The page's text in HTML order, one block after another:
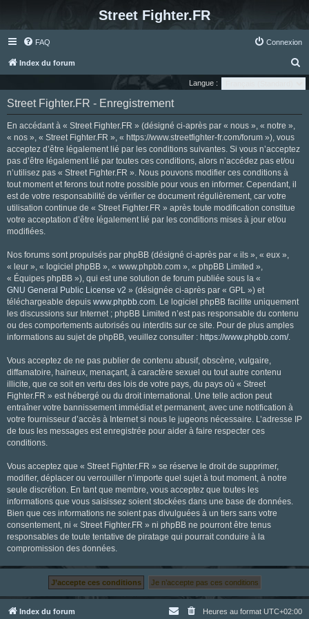
Street Fighter.FR
FAQ Connexion
Index du forum
e
Langue :
Street Fighter.FR - Enregistrement
En accédant à « Street Fighter.FR » (désigné ci-après par « nous », « notre »,
« nos », « Street Fighter.FR », « https://www.streetfighter-fr.com/forum »), vous
acceptez d’être légalement lié par les conditions suivantes. Si vous n’acceptez
pas d’être légalement lié par toutes ces conditions, alors n’accédez pas et/ou
n’utilisez pas « Street Fighter.FR ». Nous pouvons modifier ces conditions à
tout moment et ferons tout notre possible pour vous en informer. Cependant, il
est de votre responsabilité de vérifier ce document régulièrement, car votre
utilisation continue de « Street Fighter.FR » après toute modification constitue
votre acceptation d’être légalement lié par les conditions mises à jour et/ou
modifiées.
Nos forums sont propulsés par phpBB (désigné ci-après par « ils », « eux »,
« leur », « logiciel phpBB », « www.phpbb.com », « phpBB Limited »,
« Équipes phpBB »), qui est une solution de forum publiée sous la «
GNU General Public License v2 » (désignée ci-après par « GPL ») et
téléchargeable depuis www.phpbb.com. Le logiciel phpBB facilite uniquement
les discussions sur Internet ; phpBB Limited n’est pas responsable du contenu
ou des comportements autorisés ou interdits sur ce site. Pour de plus amples
informations au sujet de phpBB, veuillez consulter : https://www.phpbb.com/.
Vous acceptez de ne pas publier de contenu abusif, obscène, vulgaire,
diffamatoire, haineux, menaçant, à caractère sexuel ou tout autre contenu
illicite, que ce soit en vertu des lois de votre pays, du pays où « Street
Fighter.FR » est hébergé ou du droit international. Une telle action peut
entraîner votre bannissement immédiat et permanent, avec une notification à
votre fournisseur d’accès à Internet si nous le jugeons nécessaire. L’adresse IP
de tous les messages est enregistrée pour aider à faire respecter ces
conditions.
Vous acceptez que « Street Fighter.FR » se réserve le droit de supprimer,
modifier, déplacer ou verrouiller n’importe quel sujet à tout moment, à notre
seule discrétion. En tant que membre, vous acceptez que toutes les
informations que vous saisissez soient stockées dans une base de données.
Bien que ces informations ne soient pas divulguées à un tiers sans votre
consentement, ni « Street Fighter.FR » ni phpBB ne pourront être tenus
responsables de toute tentative de piratage qui pourrait conduire à la
compromission des données.
Index du forum Heures au format UTC+02:00